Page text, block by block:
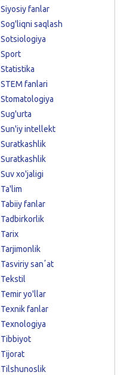
Siyosiy fanlar
Sog'liqni saqlash
Sotsiologiya
Sport
Statistika
STEM fanlari
Stomatologiya
Sug'urta
Sun'iy intellekt
Suratkashlik
Suratkashlik
Suv xo'jaligi
Ta'lim
Tabiiy fanlar
Tadbirkorlik
Tarix
Tarjimonlik
Tasviriy sanʼat
Tekstil
Temir yo'llar
Texnik fanlar
Texnologiya
Tibbiyot
Tijorat
Tilshunoslik